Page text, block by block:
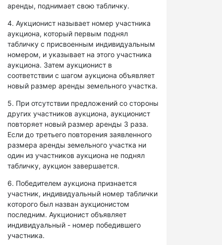
аренды, поднимает свою табличку.
4. Аукционист называет номер участника
аукциона, который первым поднял
табличку с присвоенным индивидуальным
номером, и указывает на этого участника
аукциона. Затем аукционист в
соответствии с шагом аукциона объявляет
новый размер аренды земельного участка.
5. При отсутствии предложений со стороны
других участников аукциона, аукционист
повторяет новый размер аренды 3 раза.
Если до третьего повторения заявленного
размера аренды земельного участка ни
один из участников аукциона не поднял
табличку, аукцион завершается.
6. Победителем аукциона признается
участник, индивидуальный номер таблички
которого был назван аукционистом
последним. Аукционист объявляет
индивидуальный - номер победившего
участника.